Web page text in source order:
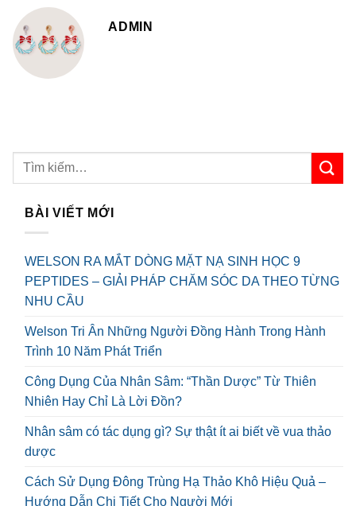
ADMIN
BÀI VIẾT MỚI
WELSON RA MẮT DÒNG MẶT NẠ SINH HỌC 9
PEPTIDES – GIẢI PHÁP CHĂM SÓC DA THEO TỪNG
NHU CẦU
Welson Tri Ân Những Người Đồng Hành Trong Hành
Trình 10 Năm Phát Triển
Công Dụng Của Nhân Sâm: “Thần Dược” Từ Thiên
Nhiên Hay Chỉ Là Lời Đồn?
Nhân sâm có tác dụng gì? Sự thật ít ai biết về vua thảo
dược
Cách Sử Dụng Đông Trùng Hạ Thảo Khô Hiệu Quả –
Hướng Dẫn Chi Tiết Cho Người Mới